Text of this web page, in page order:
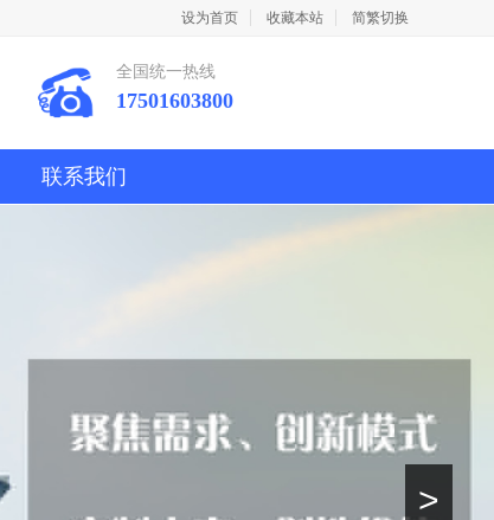
设为首页 收藏本站 简繁切换
全国统一热线
17501603800
联系我们
>